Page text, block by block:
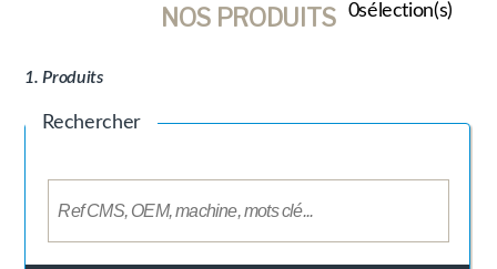
Contact
0sélection(s)
NOS PRODUITS
1. Produits
Rechercher